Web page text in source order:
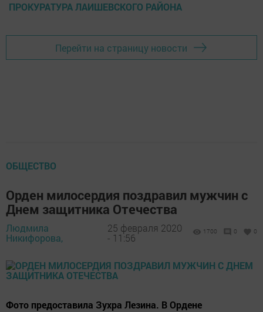
ПРОКУРАТУРА ЛАИШЕВСКОГО РАЙОНА
Перейти на страницу новости
ОБЩЕСТВО
Орден милосердия поздравил мужчин с
Днем защитника Отечества
Людмила
Никифорова,
25 февраля 2020
- 11:56
1700 0 0
Фото предоставила Зухра Лезина. В Ордене